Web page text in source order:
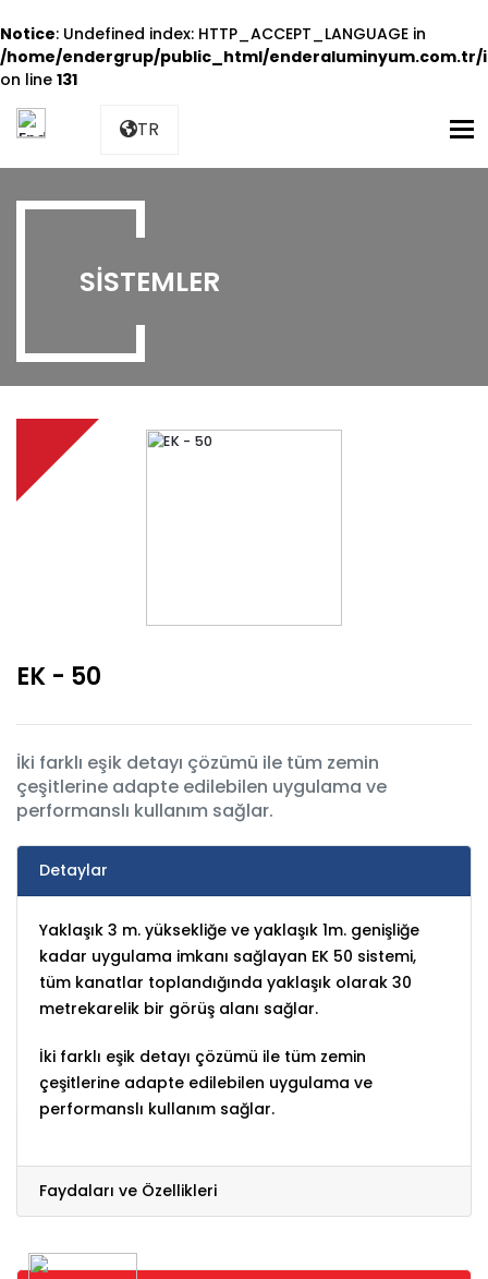
Notice: Undefined index: HTTP_ACCEPT_LANGUAGE in
/home/endergrup/public_html/enderaluminyum.com.tr/
on line 131
TR
SISTEMLER
EK - 50
İki farklı eşik detayı çözümü ile tüm zemin
çeşitlerine adapte edilebilen uygulama ve
performanslı kullanım sağlar.
Detaylar
Yaklaşık 3 m. yüksekliğe ve yaklaşık 1m. genişliğe
kadar uygulama imkanı sağlayan EK 50 sistemi,
tüm kanatlar toplandığında yaklaşık olarak 30
metrekarelik bir görüş alanı sağlar.
İki farklı eşik detayı çözümü ile tüm zemin
çeşitlerine adapte edilebilen uygulama ve
performanslı kullanım sağlar.
Faydaları ve Özellikleri